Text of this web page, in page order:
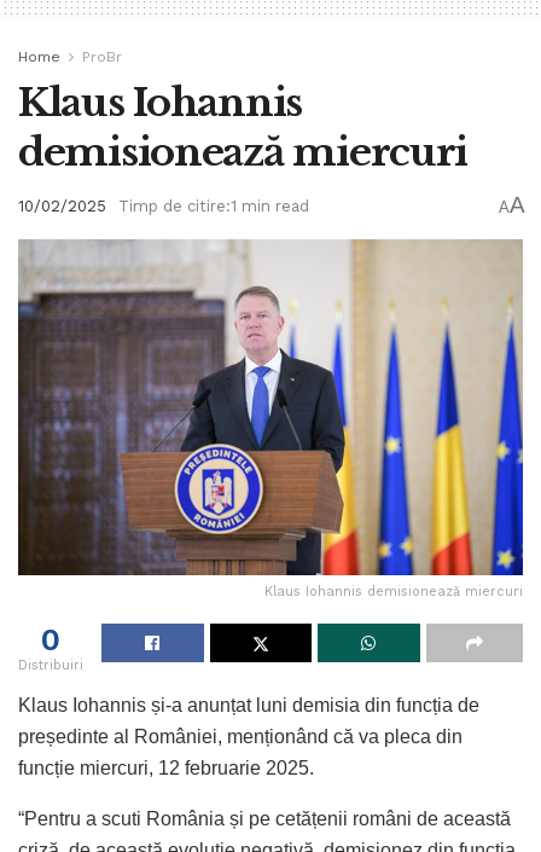
Home ProBr
Klaus Iohannis
demisionează miercuri
10/02/2025 Timp de citire:1 min read AA
Klaus Iohannis demisionează miercuri
0
Distribuiri
Klaus Iohannis și-a anunțat luni demisia din funcția de
președinte al României, menționând că va pleca din
funcție miercuri, 12 februarie 2025.
“Pentru a scuti România și pe cetățenii români de această